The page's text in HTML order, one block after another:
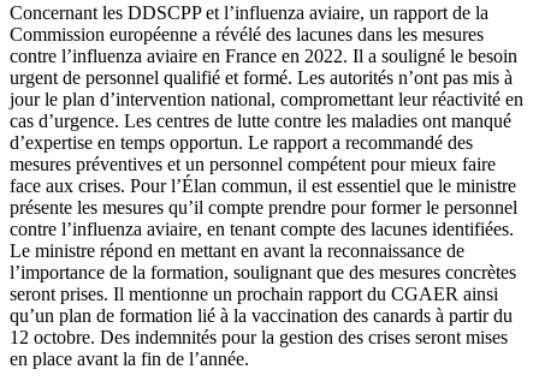
Concernant les DDSCPP et l’influenza aviaire, un rapport de la
Commission européenne a révélé des lacunes dans les mesures
contre l’influenza aviaire en France en 2022. Il a souligné le besoin
urgent de personnel qualifié et formé. Les autorités n’ont pas mis à
jour le plan d’intervention national, compromettant leur réactivité en
cas d’urgence. Les centres de lutte contre les maladies ont manqué
d’expertise en temps opportun. Le rapport a recommandé des
mesures préventives et un personnel compétent pour mieux faire
face aux crises. Pour l’Élan commun, il est essentiel que le ministre
présente les mesures qu’il compte prendre pour former le personnel
contre l’influenza aviaire, en tenant compte des lacunes identifiées.
Le ministre répond en mettant en avant la reconnaissance de
l’importance de la formation, soulignant que des mesures concrètes
seront prises. Il mentionne un prochain rapport du CGAER ainsi
qu’un plan de formation lié à la vaccination des canards à partir du
12 octobre. Des indemnités pour la gestion des crises seront mises
en place avant la fin de l’année.